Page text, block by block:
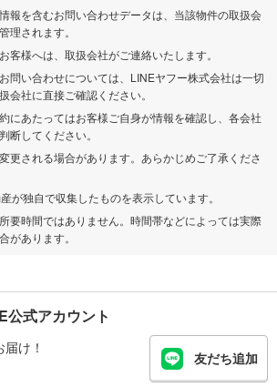
報を含むお問い合わせデータは、当該物件の取扱会
理されます。
客様へは、取扱会社がご連絡いたします。
問い合わせについては、LINEヤフー株式会社は一切
会社に直接ご確認ください。
にあたってはお客様ご自身が情報を確認し、各会社
断してください。
更される場合があります。あらかじめご了承くださ
が独自で収集したものを表示しています。
要時間ではありません。時間帯などによっては実際
があります。
式アカウント
け！
友だち追加